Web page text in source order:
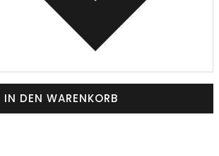
IN DEN WARENKORB